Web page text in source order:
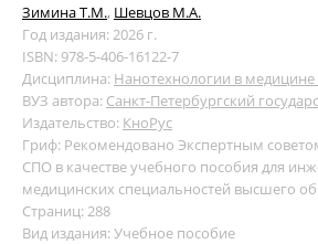
Зимина Т.М., Шевцов М.А.
Год издания: 2026 г.
ISBN: 978-5-406-16122-7
Дисциплина: Нанотехнологии в медицине
ВУЗ автора: Санкт-Петербургский
Издательство: КноРус
Гриф: Рекомендовано Экспертным
СПО в качестве учебного пособия для
медицинских специальностей высшего
Страниц: 288
Вид издания: Учебное пособие